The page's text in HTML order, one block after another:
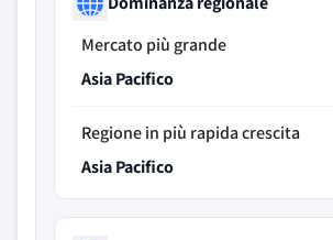
Mercato più grande
Asia Pacifico
Regione in più rapida crescita
Asia Pacifico